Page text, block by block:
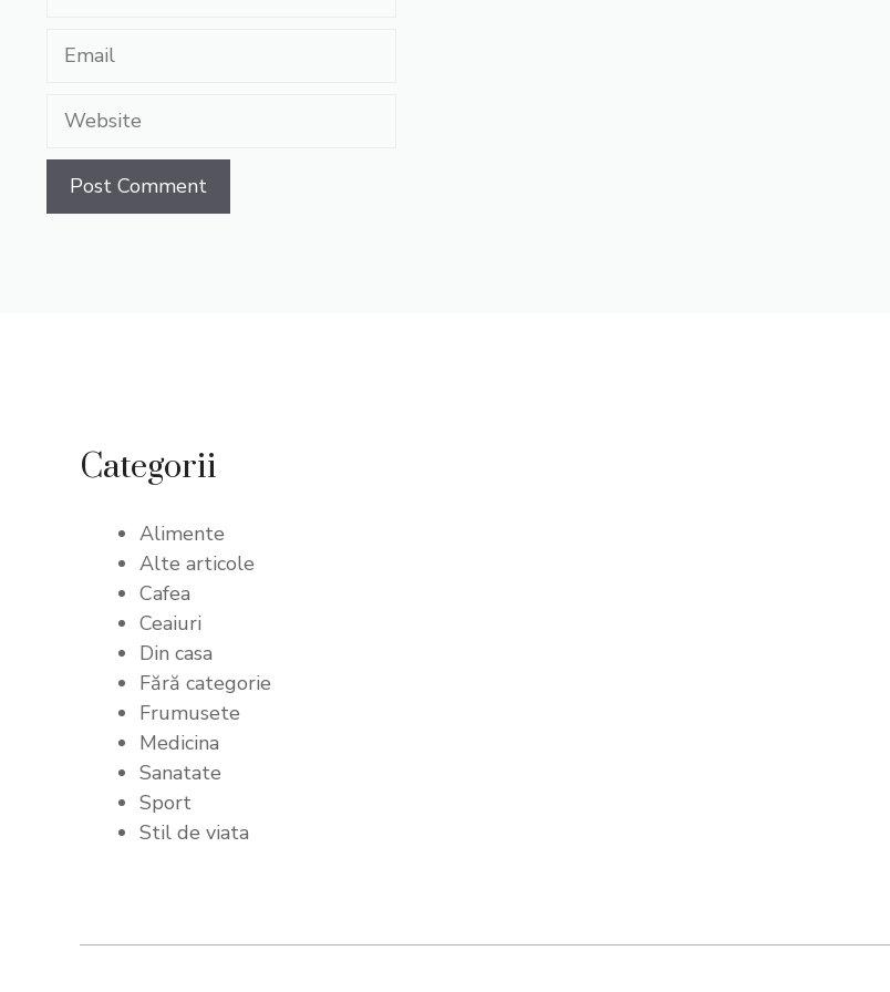
Email
Website
Categorii
Alimente
Alte articole
Cafea
Ceaiuri
Din casa
Fără categorie
Frumusete
Medicina
Sanatate
Sport
Stil de viata